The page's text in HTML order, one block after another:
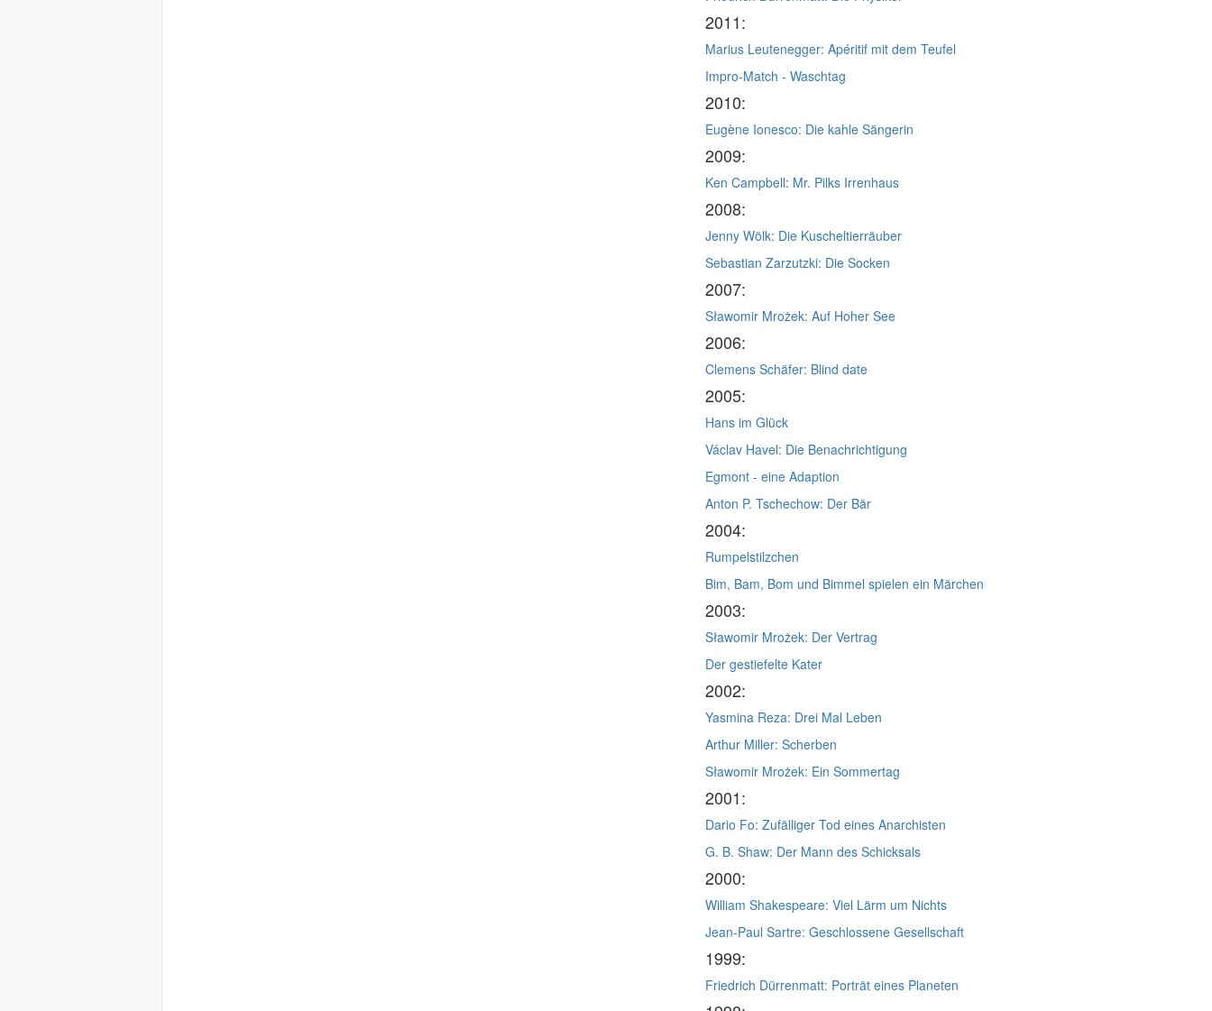
2011:
Marius Leutenegger: Apéritif mit dem Teufel
Impro-Match - Waschtag
2010:
Eugène Ionesco: Die kahle Sängerin
2009:
Ken Campbell: Mr. Pilks Irrenhaus
2008:
Jenny Wölk: Die Kuscheltierräuber
Sebastian Zarzutzki: Die Socken
2007:
Sławomir Mrożek: Auf Hoher See
2006:
Clemens Schäfer: Blind date
2005:
Hans im Glück
Václav Havel: Die Benachrichtigung
Egmont - eine Adaption
Anton P. Tschechow: Der Bär
2004:
Rumpelstilzchen
Bim, Bam, Bom und Bimmel spielen ein Märchen
2003:
Sławomir Mrożek: Der Vertrag
Der gestiefelte Kater
2002:
Yasmina Reza: Drei Mal Leben
Arthur Miller: Scherben
Sławomir Mrożek: Ein Sommertag
2001:
Dario Fo: Zufälliger Tod eines Anarchisten
G. B. Shaw: Der Mann des Schicksals
2000:
William Shakespeare: Viel Lärm um Nichts
Jean-Paul Sartre: Geschlossene Gesellschaft
1999:
Friedrich Dürrenmatt: Porträt eines Planeten